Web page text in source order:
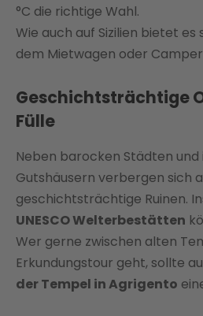
°C die richtige Wahl.
Wie auch auf Sizilien bietet es
dem Mietwagen oder
Geschichtsträchtige
Fülle
Neben barocken Städten und
Gutshäusern verbergen sich
geschichtsträchtige Ruinen.
UNESCO Welterbestätten
Wer gerne zwischen alten
Erkundungstour geht, sollte
der Tempel in Agrigento